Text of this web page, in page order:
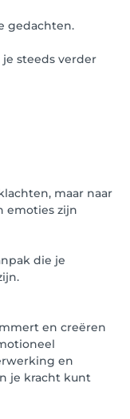
gedachten.
steeds verder
maar naar
emoties zijn
die je
en creëren
en
je kracht kunt